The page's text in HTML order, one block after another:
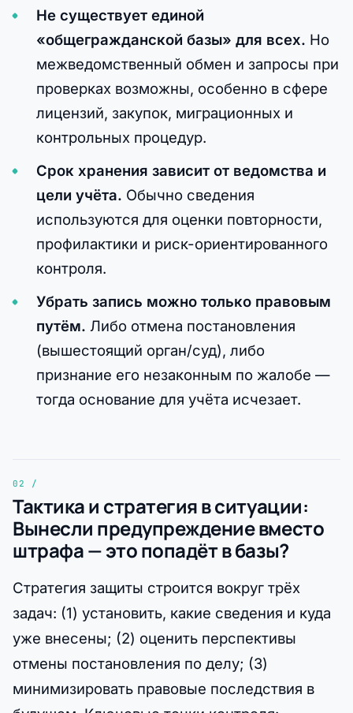
Не существует единой
«общегражданской базы» для всех. Но
межведомственный обмен и запросы при
проверках возможны, особенно в сфере
лицензий, закупок, миграционных и
контрольных процедур.
Срок хранения зависит от ведомства и
цели учёта. Обычно сведения
используются для оценки повторности,
профилактики и риск-ориентированного
контроля.
Убрать запись можно только правовым
путём. Либо отмена постановления
(вышестоящий орган/суд), либо
признание его незаконным по жалобе —
тогда основание для учёта исчезает.
Тактика и стратегия в ситуации:
Вынесли предупреждение вместо
штрафа — это попадёт в базы?
Стратегия защиты строится вокруг трёх
задач: (1) установить, какие сведения и куда
уже внесены; (2) оценить перспективы
отмены постановления по делу; (3)
минимизировать правовые последствия в